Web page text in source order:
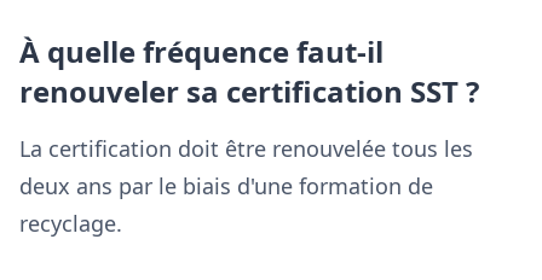
À quelle fréquence faut-il
renouveler sa certification SST ?
La certification doit être renouvelée tous les
deux ans par le biais d'une formation de
recyclage.